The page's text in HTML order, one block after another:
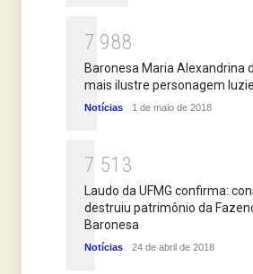
7 988
Baronesa Maria Alexandrina
mais ilustre personagem
Notícias 1 de maio de 2018
7 51 3
Laudo da UFMG confirma:
destruiu patrimônio da
Baronesa
Notícias 24 de abril de 2018